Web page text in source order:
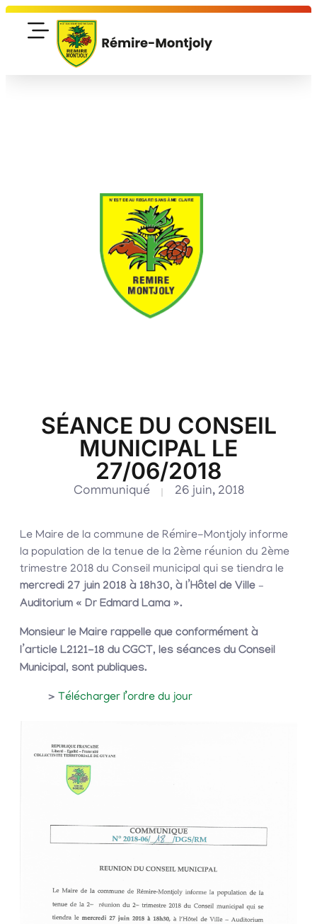
SÉANCE DU CONSEIL
MUNICIPAL LE
27/06/2018
Communiqué 26 juin, 2018
Le Maire de la commune de Rémire-Montjoly informe
la population de la tenue de la 2ème réunion du 2ème
trimestre 2018 du Conseil municipal qui se tiendra le
mercredi 27 juin 2018 à 18h30, à l’Hôtel de Ville –
Auditorium « Dr Edmard Lama ».
Monsieur le Maire rappelle que conformément à
l’article L2121-18 du CGCT, les séances du Conseil
Municipal, sont publiques.
> Télécharger l’ordre du jour